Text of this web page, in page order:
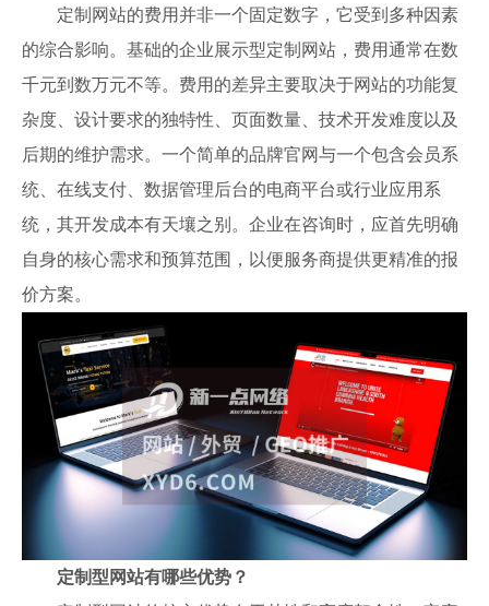
定制网站的费用并非一个固定数字，它受到多种因素
的综合影响。基础的企业展示型定制网站，费用通常在数
千元到数万元不等。费用的差异主要取决于网站的功能复
杂度、设计要求的独特性、页面数量、技术开发难度以及
后期的维护需求。一个简单的品牌官网与一个包含会员系
统、在线支付、数据管理后台的电商平台或行业应用系
统，其开发成本有天壤之别。企业在咨询时，应首先明确
自身的核心需求和预算范围，以便服务商提供更精准的报
价方案。
定制型网站有哪些优势？